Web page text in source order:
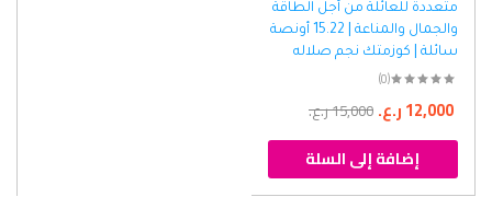
متعددة للعائلة من أجل الطاقة
والجمال والمناعة | 15.22 أونصة
سائلة | كوزمتك نجم صلاله
(0)
15,000ر.ع. 12,000ر.ع.
إضافة إلى السلة